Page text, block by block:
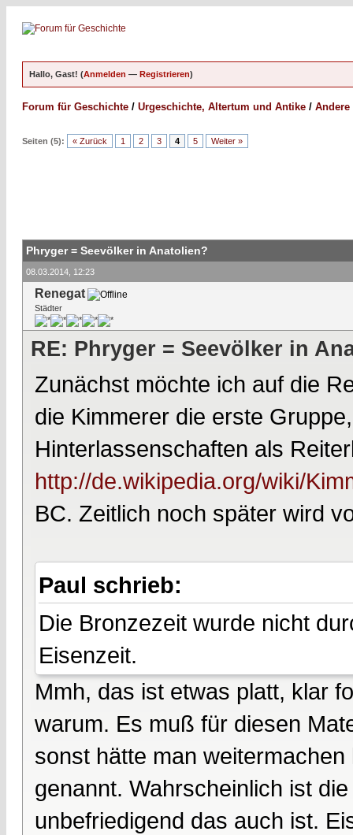
Hallo, Gast! (Anmelden — Registrieren)
Forum für Geschichte / Urgeschichte, Altertum und Antike /
Seiten (5): « Zurück 1 2 3 4 5 Weiter »
Phryger = Seevölker in Anatolien?
08.03.2014, 12:23
Renegat
Städter
RE: Phryger = Seevölker in
Zunächst möchte ich auf die
die Kimmerer die erste
Hinterlassenschaften als
http://de.wikipedia.org/wiki/
BC. Zeitlich noch später wird
Paul schrieb:
Die Bronzezeit wurde nicht
Eisenzeit.
Mmh, das ist etwas platt, klar
warum. Es muß für diesen
sonst hätte man
genannt. Wahrscheinlich ist
unbefriedigend das auch ist.